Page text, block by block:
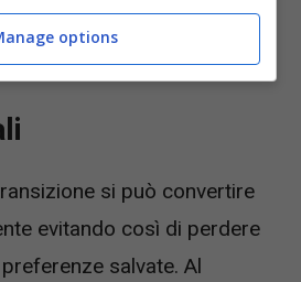
non sono comunque
si può convertire
evitando così di perdere
salvate. Al
options